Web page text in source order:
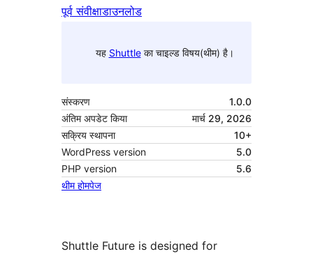
पूर्व संवीक्षाडाउनलोड
यह Shuttleका चाइल्ड विषय(थीम) है।
संस्करण
1.0.0
अंतिम अपडेट किया
मार्च 29, 2026
सक्रिय स्थापना
10+
WordPress version
5.0
PHP version
5.6
थीम होमपेज
Shuttle Future is designed for